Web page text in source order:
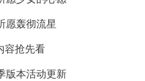
愿轰彻流星
容抢先看
版本活动更新